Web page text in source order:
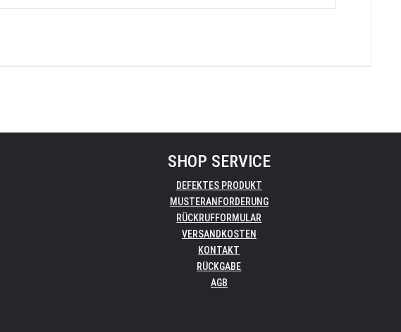
SHOP SERVICE
DEFEKTES PRODUKT
MUSTERANFORDERUNG
RÜCKRUFFORMULAR
VERSANDKOSTEN
KONTAKT
RÜCKGABE
AGB